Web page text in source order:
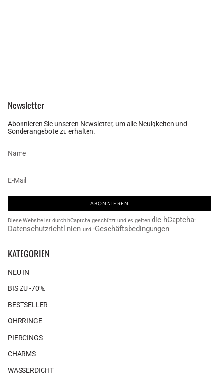
Newsletter
Abonnieren Sie unseren Newsletter, um alle Neuigkeiten und
Sonderangebote zu erhalten.
ABONNIEREN
Diese Website ist durch hCaptcha geschützt und es gelten die hCaptcha-
Datenschutzrichtlinien und -Geschäftsbedingungen.
KATEGORIEN
NEU IN
BIS ZU -70%.
BESTSELLER
OHRRINGE
PIERCINGS
CHARMS
WASSERDICHT